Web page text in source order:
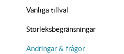
Vanliga tillval
Storleksbegränsningar
Ändringar & frågor